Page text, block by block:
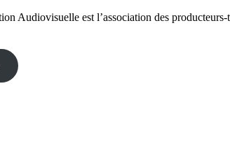
Audiovisuelle est l’association des